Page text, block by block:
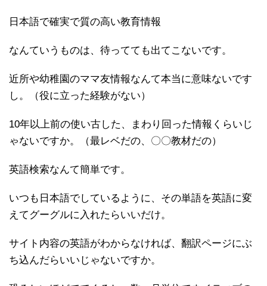
日本語で確実で質の高い教育情報
なんていうものは、待ってても出てこないです。
近所や幼稚園のママ友情報なんて本当に意味ないです
し。（役に立った経験がない）
10年以上前の使い古した、まわり回った情報くらいじ
ゃないですか。（最レベだの、〇〇教材だの）
英語検索なんて簡単です。
いつも日本語でしているように、その単語を英語に変
えてグーグルに入れたらいいだけ。
サイト内容の英語がわからなければ、翻訳ページにぶ
ち込んだらいいじゃないですか。